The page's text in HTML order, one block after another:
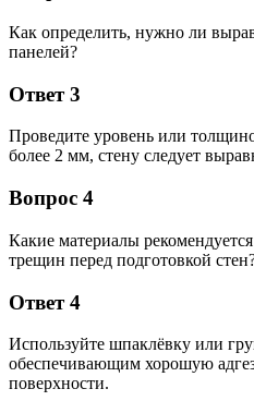
Как определить, нужно ли
панелей?
Ответ 3
Проведите уровень или
более 2 мм, стену следует
Вопрос 4
Какие материалы
трещин перед подготовкой
Ответ 4
Используйте шпаклёвку или
обеспечивающим хорошую
поверхности.